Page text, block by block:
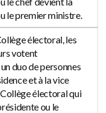
le premier ministre.
électoral, les
votent
duo de personnes
et à la vice
Collège électoral qui
ou le